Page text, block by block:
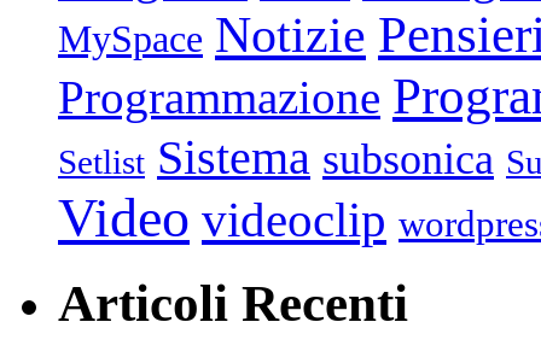
MySpace Notizie
Programmazione
Setlist Sistema subsonica
Video videoclip
Articoli Recenti